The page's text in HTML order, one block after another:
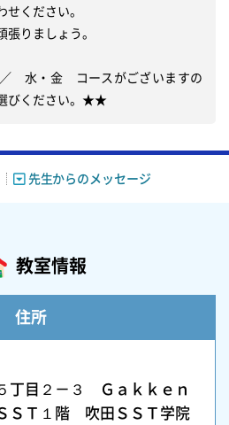
ください。
りましょう。
水・金　コースがございますの
びください。★★
先生からのメッセージ
教室情報
住所
丁目２－３ Ｇａｋｋｅｎ
ＳＴ１階 吹田ＳＳＴ学院